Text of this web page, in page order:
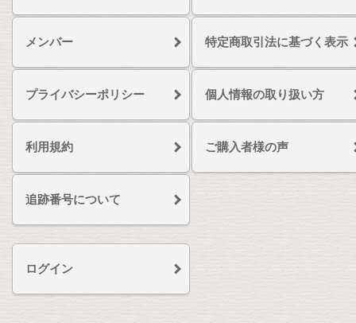
メンバー 特定商取引法に基づく表示
プライバシーポリシー 個人情報の取り扱い方
利用規約 ご購入者様の声
追跡番号について
ログイン